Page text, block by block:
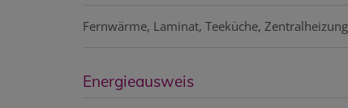
Fernwärme Laminat Teeküche Zentralheizung
Energieausweis